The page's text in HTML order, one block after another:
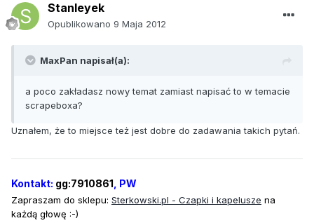
Stanleyek
Opublikowano 9 Maja 2012
MaxPan napisał(a):
a poco zakładasz nowy temat zamiast napisać to w temacie
scrapeboxa?
Uznałem, że to miejsce też jest dobre do zadawania takich pytań.
Kontakt: gg:7910861 , PW
Zapraszam do sklepu: Sterkowski.pl - Czapki i kapelusze na
każdą głowę :-)